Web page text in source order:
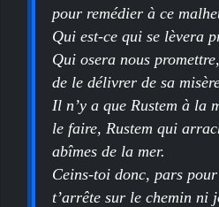
pour remédier à ce
Qui est-ce qui se lèvera
Qui osera nous
de le délivrer de sa
Il n’y a que Rustem à la
le faire, Rustem qui
abîmes de la mer.
Ceins-toi donc, pars
t’arrête sur le chemin ni